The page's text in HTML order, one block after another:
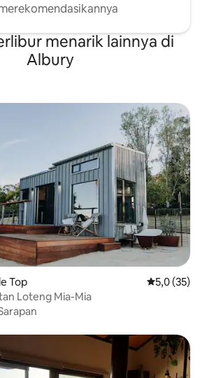
menarik lainnya di
Albury
Top Nilai rata-
5,0 (35)
Loteng Mia-Mia